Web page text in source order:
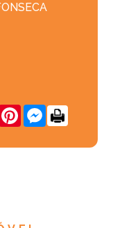
PinterestMessenger